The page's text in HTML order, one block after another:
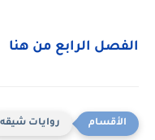
الفصل الرابع من هنا
روايات شيقه